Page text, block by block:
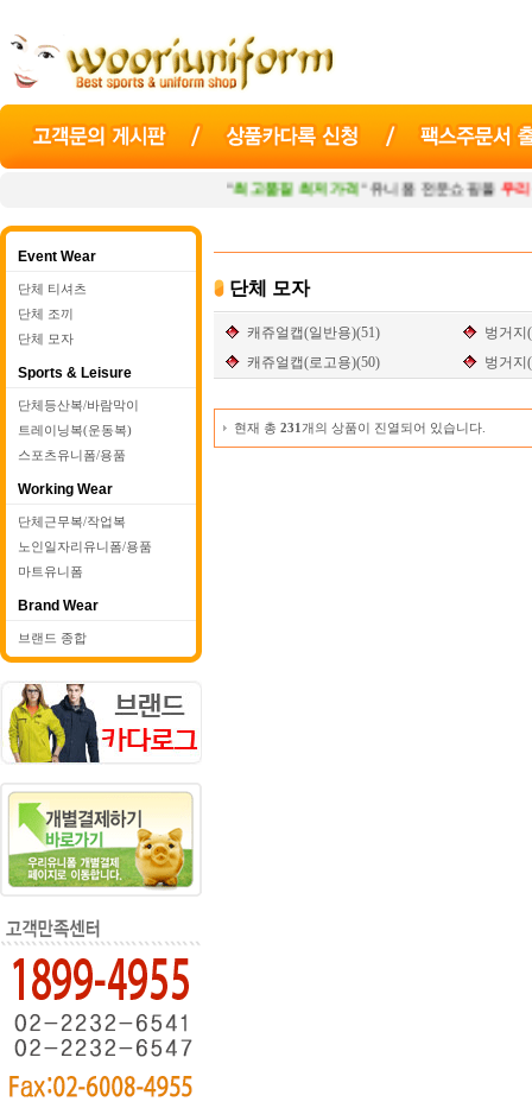
최고품질 최저가격 " 유니폼 전문쇼핑몰우리유니
Event Wear
단체 티셔츠
단체 조끼
단체 모자
Sports & Leisure
단체등산복/바람막이
트레이닝복(운동복)
스포츠유니폼/용품
Working Wear
단체근무복/작업복
노인일자리유니폼/용품
마트유니폼
Brand Wear
브랜드 종합
단체 모자
캐쥬얼캡(일반용)(51)
벙거지
캐쥬얼캡(로고용)(50)
벙거지
현재 총 231 개의 상품이 진열되어 있습니다.